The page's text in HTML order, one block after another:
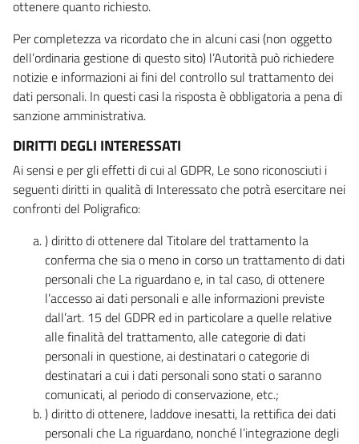
ottenere quanto richiesto.
Per completezza va ricordato che in alcuni casi (non oggetto
dell’ordinaria gestione di questo sito) l’Autorità può richiedere
notizie e informazioni ai fini del controllo sul trattamento dei
dati personali. In questi casi la risposta è obbligatoria a pena di
sanzione amministrativa.
DIRITTI DEGLI INTERESSATI
Ai sensi e per gli effetti di cui al GDPR, Le sono riconosciuti i
seguenti diritti in qualità di Interessato che potrà esercitare nei
confronti del Poligrafico:
) diritto di ottenere dal Titolare del trattamento la
conferma che sia o meno in corso un trattamento di dati
personali che La riguardano e, in tal caso, di ottenere
l’accesso ai dati personali e alle informazioni previste
dall’art. 15 del GDPR ed in particolare a quelle relative
alle finalità del trattamento, alle categorie di dati
personali in questione, ai destinatari o categorie di
destinatari a cui i dati personali sono stati o saranno
comunicati, al periodo di conservazione, etc.;
) diritto di ottenere, laddove inesatti, la rettifica dei dati
personali che La riguardano, nonché l’integrazione degli